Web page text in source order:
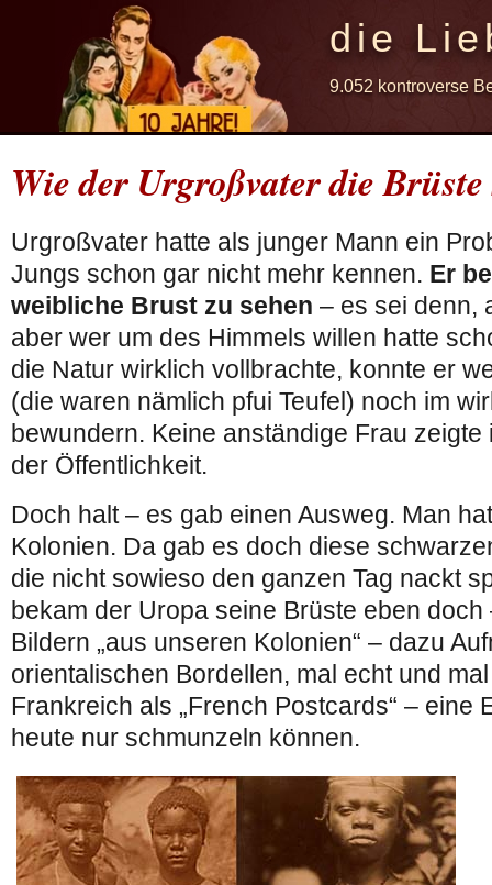
die
9.052 kontroverse
Wie der Urgroßvater die
Urgroßvater hatte als junger Mann ein
Jungs schon gar nicht mehr kennen. Er
weibliche Brust zu sehen – es sei denn,
aber wer um des Himmels willen hatte
die Natur wirklich vollbrachte, konnte er
(die waren nämlich pfui Teufel) noch im
bewundern. Keine anständige Frau
der Öffentlichkeit.
Doch halt – es gab einen Ausweg. Man
Kolonien. Da gab es doch diese
die nicht sowieso den ganzen Tag nackt
bekam der Uropa seine Brüste eben doch
Bildern „aus unseren Kolonien“ – dazu
orientalischen Bordellen, mal echt und
Frankreich als „French Postcards“ – eine
heute nur schmunzeln können.